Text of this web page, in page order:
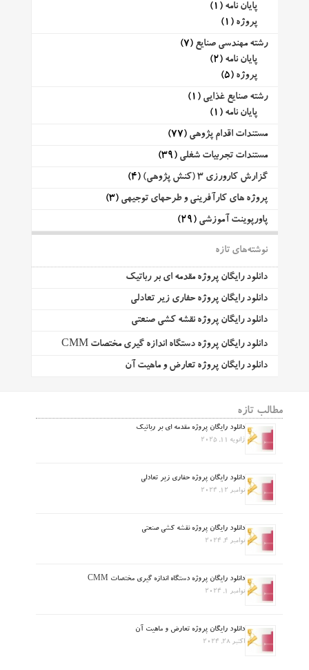
پایان نامه (1)
پروژه (1)
رشته مهندسی صنایع (7)
پایان نامه (2)
پروژه (5)
رشته صنایع غذایی (1)
پایان نامه (1)
مستندات اقدام پژوهی (77)
مستندات تجربیات شغلی (39)
گزارش کارورزی 3 (کنش پژوهی)
(4)
پروژه های کارآفرینی و طرحهای توجیهی (3)
پاورپوینت آموزشی (29)
نوشته‌های تازه
دانلود رایگان پروژه مقدمه ای بر رباتیک
دانلود رایگان پروژه حفاری زیر تعادلی
دانلود رایگان پروژه نقشه کشی صنعتی
دانلود رایگان پروژه دستگاه اندازه گیری مختصات CMM
دانلود رایگان پروژه تعارض و ماهیت آن
مطالب تازه
دانلود رایگان پروژه مقدمه ای بر رباتیک
ژانویه 11, 2025
دانلود رایگان پروژه حفاری زیر تعادلی
نوامبر 12, 2024
دانلود رایگان پروژه نقشه کشی صنعتی
نوامبر 4, 2024
دانلود رایگان پروژه دستگاه اندازه گیری مختصات CMM
نوامبر 1, 2024
دانلود رایگان پروژه تعارض و ماهیت آن
اکتبر 28, 2024